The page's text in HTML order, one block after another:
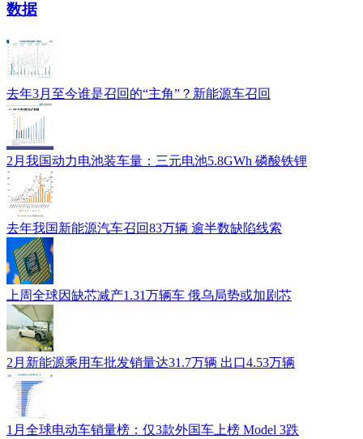
数据
去年3月至今谁是召回的“主角”？新能源车召回
2月我国动力电池装车量：三元电池5.8GWh 磷酸铁锂
去年我国新能源汽车召回83万辆 逾半数缺陷线索
上周全球因缺芯减产1.31万辆车 俄乌局势或加剧芯
2月新能源乘用车批发销量达31.7万辆 出口4.53万辆
1月全球电动车销量榜：仅3款外国车上榜 Model 3跌